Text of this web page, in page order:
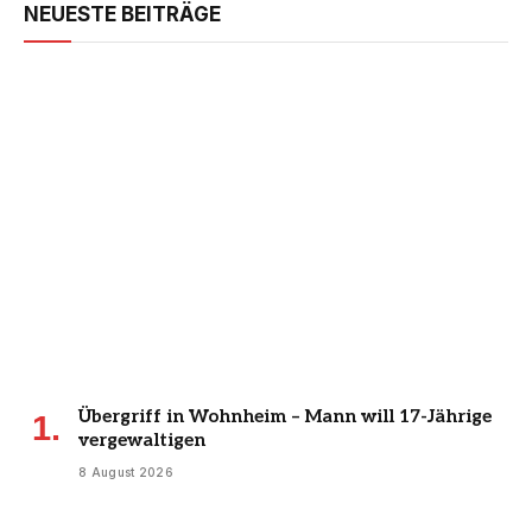
NEUESTE BEITRÄGE
Übergriff in Wohnheim – Mann will 17-Jährige
vergewaltigen
8 August 2026